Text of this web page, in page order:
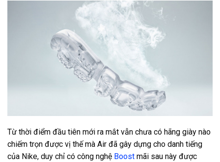
Từ thời điểm đầu tiên mới ra mắt vẫn chưa có hãng giày nào
chiếm trọn được vị thế mà Air đã gây dựng cho danh tiếng
của Nike, duy chỉ có công nghệ Boost mãi sau này được